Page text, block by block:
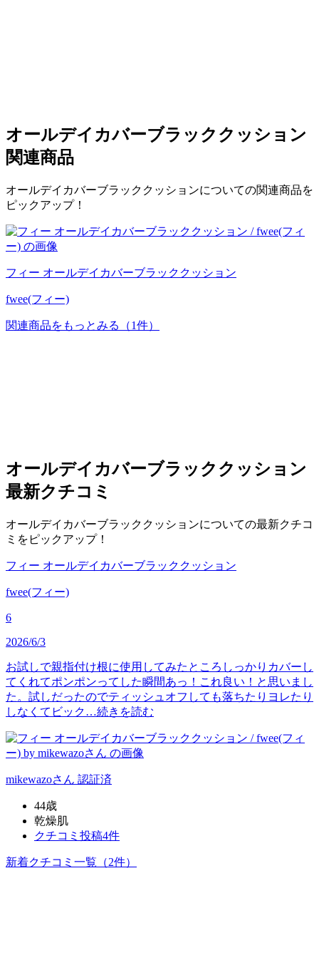
オールデイカバーブラッククッション
関連商品
オールデイカバーブラッククッションについての関連商品を
ピックアップ！
フィー オールデイカバーブラッククッション
fwee(フィー)
関連商品をもっとみる （1件）
オールデイカバーブラッククッション
最新クチコミ
オールデイカバーブラッククッションについての最新クチコ
ミをピックアップ！
フィー オールデイカバーブラッククッション
fwee(フィー)
6
2026/6/3
お試しで親指付け根に使用してみたところしっかりカバーし
てくれてポンポンってした瞬間あっ！これ良い！と思いまし
た。試しだったのでティッシュオフしても落ちたりヨレたり
しなくてビック…続きを読む
mikewazoさん 認証済
44歳
乾燥肌
クチコミ投稿4件
新着クチコミ一覧 （2件）